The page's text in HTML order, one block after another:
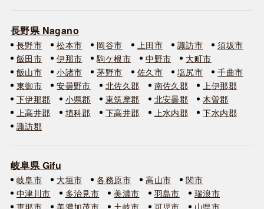
長野県 Nagano
長野市 松本市 岡谷市 上田市 諏訪市
須坂市
飯田市
伊那市 駒ケ根市 中野市
大町市
飯山市
小諸市 茅野市 佐久市 塩尻市
千曲市
東御市
安曇野市 北佐久郡 南佐久郡
上伊那郡
下伊那郡
小県郡 東筑摩郡 北安曇郡
木曽郡
上高井郡
埴科郡 下高井郡 上水内郡
下水内郡
諏訪郡
岐阜県 Gifu
岐阜市 大垣市 各務原市 高山市
関市
中津川市
多治見市 美濃市 羽島市
瑞浪市
恵那市
美濃加茂市 土岐市 可児市
山県市